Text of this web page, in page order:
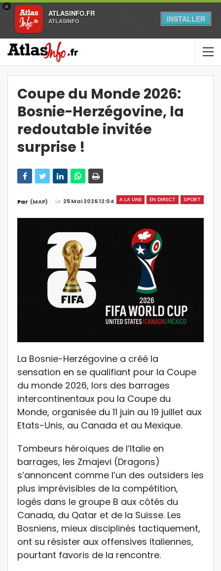
×
ATLASINFO.FR
ATLASINFO INSTALLER
Coupe du Monde 2026:
Bosnie-Herzégovine, la
redoutable invitée
surprise !
A LA UNE EN DIRECT SPORT
Par (MAP) Le 25 Mai 2026 12:04
La Bosnie-Herzégovine a créé la
sensation en se qualifiant pour la Coupe
du monde 2026, lors des barrages
intercontinentaux pou la Coupe du
Monde, organisée du 11 juin au 19 juillet aux
Etats-Unis, au Canada et au Mexique.
Tombeurs héroïques de l’Italie en
barrages, les Zmajevi (Dragons)
s’annoncent comme l’un des outsiders les
plus imprévisibles de la compétition,
logés dans le groupe B aux côtés du
Canada, du Qatar et de la Suisse. Les
Bosniens, mieux disciplinés tactiquement,
ont su résister aux offensives italiennes,
pourtant favoris de la rencontre.